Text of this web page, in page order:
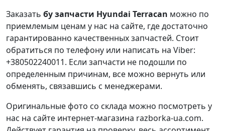
Заказать бу запчасти Hyundai Terracan можно по
приемлемым ценам у нас на сайте, где достаточно
гарантированно качественных запчастей. Стоит
обратиться по телефону или написать на Viber:
+380502240011. Если запчасти не подошли по
определенным причинам, все можно вернуть или
обменять, связавшись с менеджерами.
Оригинальные фото со склада можно посмотреть у
нас на сайте интернет-магазина razborka-ua.com.